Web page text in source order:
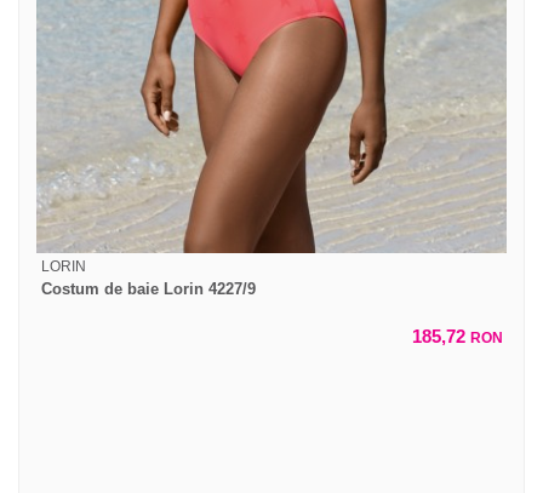
LORIN
Costum de baie Lorin 4227/9
185,72 RON